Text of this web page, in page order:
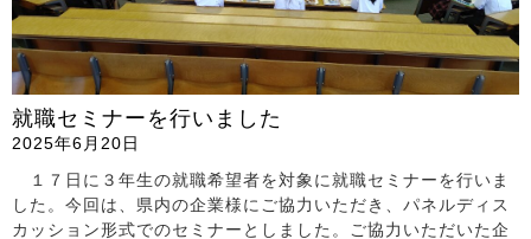
就職セミナーを行いました
2025年6月20日
１７日に３年生の就職希望者を対象に就職セミナーを行いま
した。今回は、県内の企業様にご協力いただき、パネルディス
カッション形式でのセミナーとしました。ご協力いただいた企